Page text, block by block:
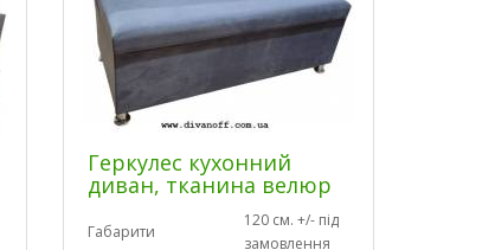
Геркулес кухонний
диван, тканина велюр
Габарити
120 см. +/- під
замовлення